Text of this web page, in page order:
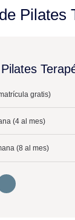
Pilates
gratis)
(4 al mes)
(8 al mes)